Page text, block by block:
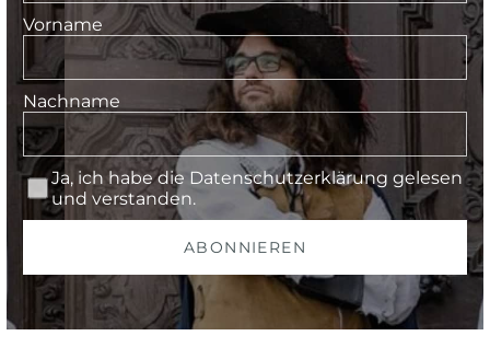
Vorname
Nachname
Ja, ich habe die Datenschutzerklärung gelesen
und verstanden.
ABONNIEREN